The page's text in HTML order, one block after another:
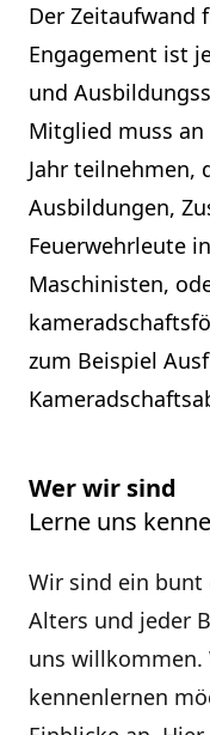
Der Zeitaufwand
Engagement ist
und
Mitglied muss
Jahr teilnehmen,
Ausbildungen,
Feuerwehrleute
Maschinisten,
zum Beispiel
Wer wir sind
Lerne uns
Wir sind ein bunt
Alters und jeder
uns willkommen.
kennenlernen